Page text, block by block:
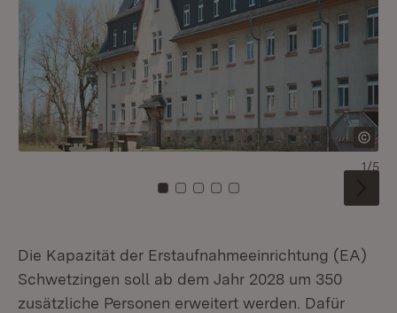
Zu Kachel: 0
Zu Kachel: 1
Zu Kachel: 2
Zu Kachel: 3
Zu Kachel: 4
1/5
Die Kapazität der Erstaufnahmeeinrichtung (EA)
Schwetzingen soll ab dem Jahr 2028 um 350
zusätzliche Personen erweitert werden. Dafür